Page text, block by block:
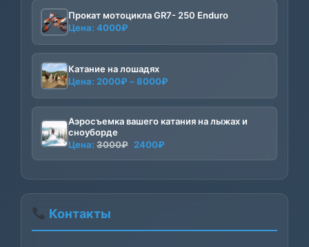
Прокат мотоцикла GR7- 250 Enduro
Цена: 4000₽
Катание на лошадях
Цена: 2000₽ –8000₽
2000₽
–
Аэросъемка вашего катания на лыжах и
сноуборде
Цена: 3000₽ Первоначальная
2400₽
Контакты